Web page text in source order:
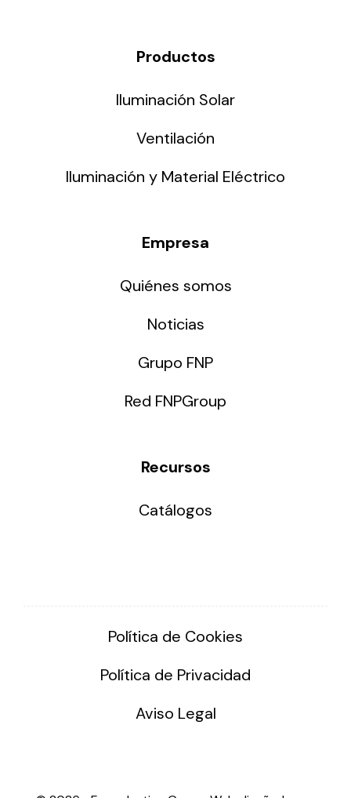
Productos
Iluminación Solar
Ventilación
Iluminación y Material Eléctrico
Empresa
Quiénes somos
Noticias
Grupo FNP
Red FNPGroup
Recursos
Catálogos
Política de Cookies
Política de Privacidad
Aviso Legal